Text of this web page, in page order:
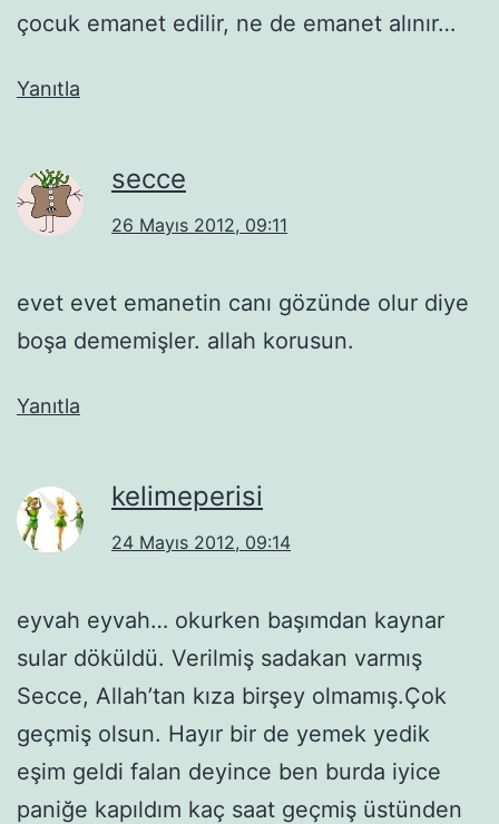
çocuk emanet edilir, ne de emanet alınır…
Yanıtla
secce
26 Mayıs 2012, 09:11
evet evet emanetin canı gözünde olur diye
boşa dememişler. allah korusun.
Yanıtla
kelimeperisi
24 Mayıs 2012, 09:14
eyvah eyvah… okurken başımdan kaynar
sular döküldü. Verilmiş sadakan varmış
Secce, Allah’tan kıza birşey olmamış.Çok
geçmiş olsun. Hayır bir de yemek yedik
eşim geldi falan deyince ben burda iyice
paniğe kapıldım kaç saat geçmiş üstünden